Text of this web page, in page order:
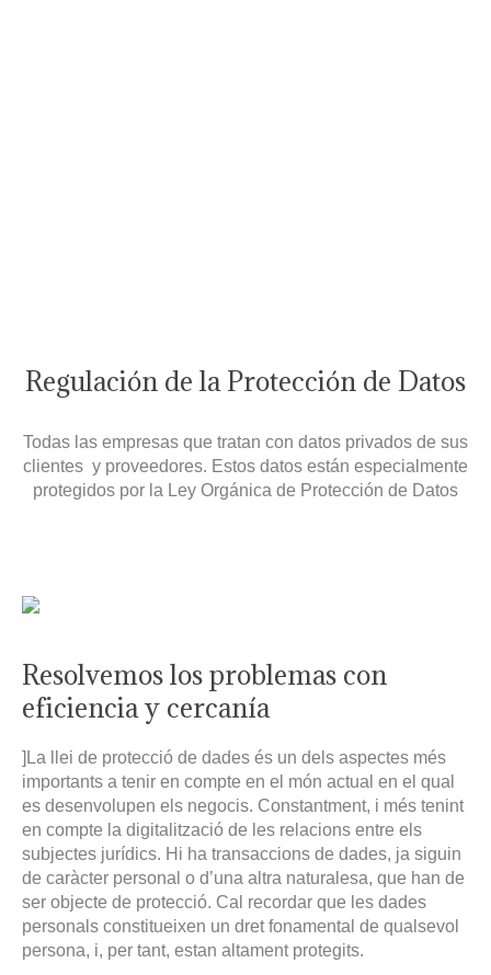
Regulación de la Protección de Datos
Todas las empresas que tratan con datos privados de sus
clientes y proveedores. Estos datos están especialmente
protegidos por la Ley Orgánica de Protección de Datos
Resolvemos los problemas con
eficiencia y cercanía
]La llei de protecció de dades és un dels aspectes més
importants a tenir en compte en el món actual en el qual
es desenvolupen els negocis. Constantment, i més tenint
en compte la digitalització de les relacions entre els
subjectes jurídics. Hi ha transaccions de dades, ja siguin
de caràcter personal o d’una altra naturalesa, que han de
ser objecte de protecció. Cal recordar que les dades
personals constitueixen un dret fonamental de qualsevol
persona, i, per tant, estan altament protegits.